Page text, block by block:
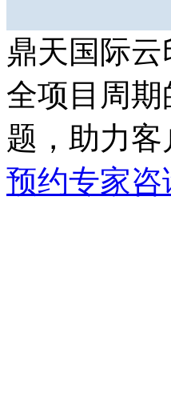
鼎天国际
全项目周期
题，助力
预约专家咨